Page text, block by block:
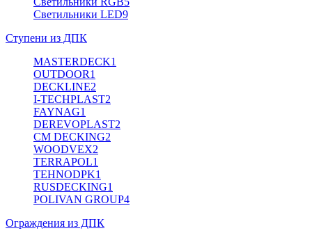
Светильники LED9
Ступени из ДПК
MASTERDECK1
OUTDOOR1
DECKLINE2
I-TECHPLAST2
FAYNAG1
DEREVOPLAST2
CM DECKING2
WOODVEX2
TERRAPOL1
TEHNODPK1
RUSDECKING1
POLIVAN GROUP4
Ограждения из ДПК